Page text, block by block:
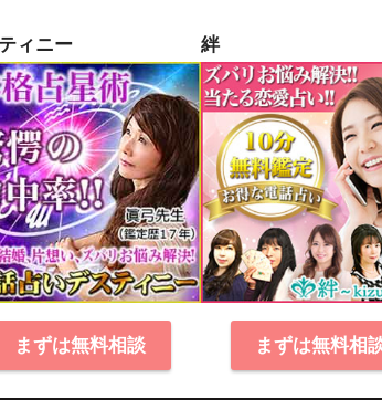
ィニー
まずは無料相談
絆
まずは無料相